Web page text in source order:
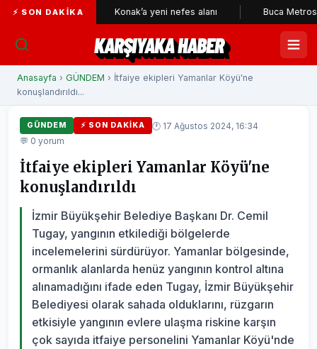
⚡ SON DAKIKAKonak’a yeni nefes alanı Buca Metrosu'nda
KARŞIYAKA HABER
Anasayfa › GÜNDEM › İtfaiye ekipleri Yamanlar Köyü'ne
konuşlandırıldı...
GÜNDEM ⚡ SON DAKIKA
🕐 17 Ağustos 2024, 16:34
💬 0 yorum
İtfaiye ekipleri Yamanlar Köyü'ne
konuşlandırıldı
İzmir Büyükşehir Belediye Başkanı Dr. Cemil
Tugay, yangının etkilediği bölgelerde
incelemelerini sürdürüyor. Yamanlar bölgesinde,
ormanlık alanlarda henüz yangının kontrol altına
alınamadığını ifade eden Tugay, İzmir Büyükşehir
Belediyesi olarak sahada olduklarını, rüzgarın
etkisiyle yangının evlere ulaşma riskine karşın
çok sayıda itfaiye personelini Yamanlar Köyü'nde